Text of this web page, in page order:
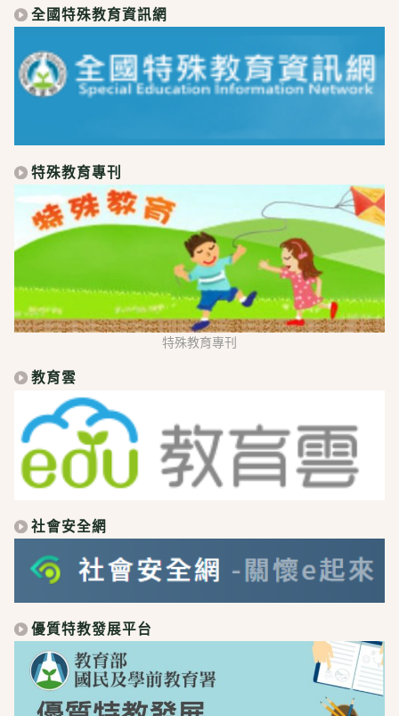
全國特殊教育資訊網
特殊教育專刊
特殊教育專刊
教育雲
社會安全網
優質特教發展平台